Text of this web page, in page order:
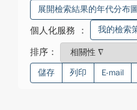
展開檢索結果的年代分布圖
個人化服務 ： 我的檢索
排序：
儲存 列印 E-mail